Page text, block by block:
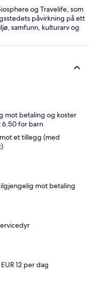
og Travelife, som
påvirkning på ett
samfunn, kulturarv og
mot betaling og koster
6.50 for barn
et tillegg (med
mot betaling
12 per dag